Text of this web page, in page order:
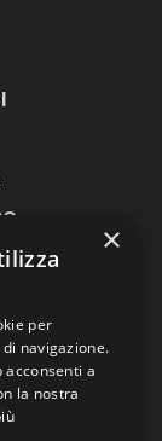
l’iPhone si
davvero
×
per
navigazione.
acconsenti a
la nostra